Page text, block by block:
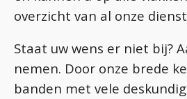
overzicht van al onze
Staat uw wens er niet bij?
nemen. Door onze brede
banden met vele